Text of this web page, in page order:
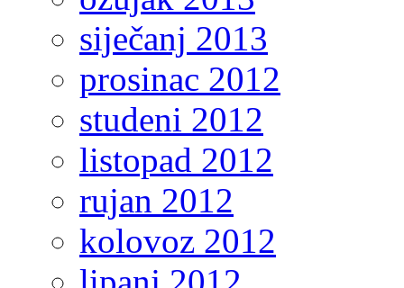
siječanj 2013
prosinac 2012
studeni 2012
listopad 2012
rujan 2012
kolovoz 2012